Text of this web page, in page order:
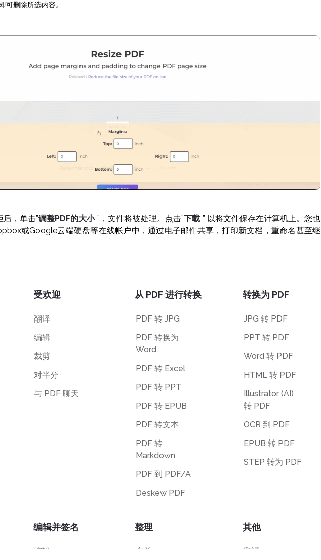
可删除所选内容。
后，单击”调整PDF的大小 ”，文件将被处理。点击”下載 ” 以将文件保存在计算机上。您也
或Google云端硬盘等在线帐户中，通过电子邮件共享，打印新文档，重命名甚至继
受欢迎
翻译
编辑
裁剪
对半分
与 PDF 聊天
编辑并签名
编辑
从 PDF 进行转换
PDF 转 JPG
PDF 转换为
Word
PDF 转 Excel
PDF 转 PPT
PDF 转 EPUB
PDF 转文本
PDF 转
Markdown
PDF 到 PDF/A
Deskew PDF
整理
合并
转换为 PDF
JPG 转 PDF
PPT 转 PDF
Word 转 PDF
HTML 转 PDF
Illustrator (AI)
转 PDF
OCR 到 PDF
EPUB 转 PDF
STEP 转为 PDF
其他
翻译